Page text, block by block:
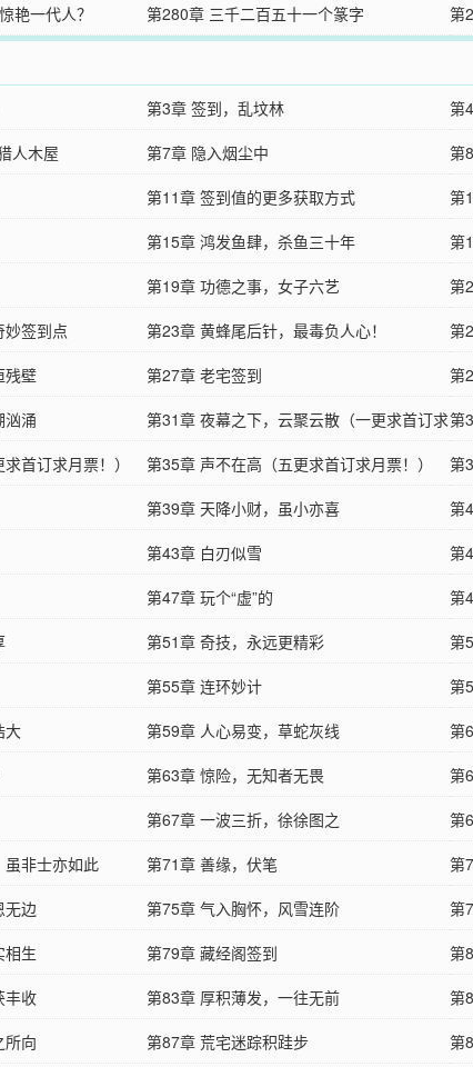
艳一代人？ 第280章 三千二百五十一个篆字 第
第3章 签到，乱坟林
第
人木屋 第7章 隐入烟尘中
第
第11章 签到值的更多获取方式
第
第15章 鸿发鱼肆，杀鱼三十年
第
第19章 功德之事，女子六艺
第
签到点 第23章 黄蜂尾后针，最毒负人心！
第
残壁 第27章 老宅签到
第
汹涌
第31章 夜幕之下，云聚云散（一更求首订求
月票！）
第
票
首订求月票！） 第35章 声不在高（五更求首订求月票！）
第
第39章 天降小财，虽小亦喜
第
第43章 白刃似雪
第
第47章 玩个“虚”的
第
第51章 奇技，永远更精彩
第
第55章 连环妙计
第
大 第59章 人心易变，草蛇灰线
第
第63章 惊险，无知者无畏
第
第67章 一波三折，徐徐图之
第
非士亦如此 第71章 善缘，伏笔
第
无边 第75章 气入胸怀，风雪连阶
第
相生 第79章 藏经阁签到
第
丰收 第83章 厚积薄发，一往无前
第
所向 第87章 荒宅迷踪积跬步 第